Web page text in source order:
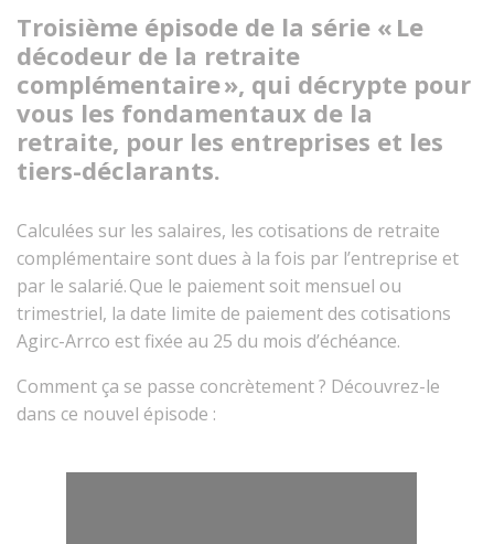
Troisième épisode de la série « Le
décodeur de la retraite
complémentaire », qui décrypte pour
vous les fondamentaux de la
retraite, pour les entreprises et les
tiers-déclarants.
Calculées sur les salaires, les cotisations de retraite
complémentaire sont dues à la fois par l’entreprise et
par le salarié. Que le paiement soit mensuel ou
trimestriel, la date limite de paiement des cotisations
Agirc-Arrco est fixée au 25 du mois d’échéance.
Comment ça se passe concrètement ? Découvrez-le
dans ce nouvel épisode :